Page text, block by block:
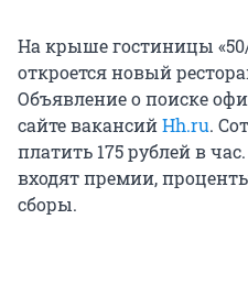
На крыше гостиницы
откроется новый
Объявление о поиске
сайте вакансийHh.ru.
платить 175 рублей в
входят премии,
сборы.